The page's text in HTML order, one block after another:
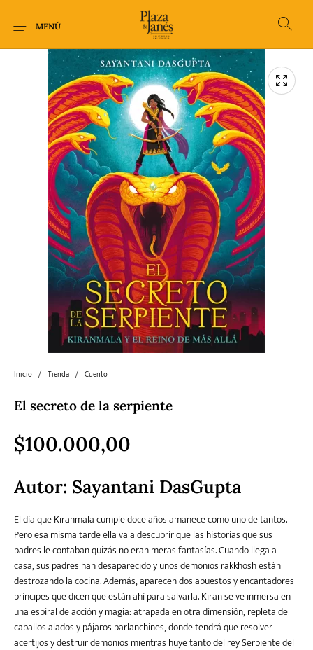
MENÚ
Novedades Arqueología Arte Biografía
Ciencia Crimen Thriller Cuento Ecolibros
Fantasía Ficción Filosofía Gastronomía
Horror
Humor gráfico-
Comic
Literatura infantil
Literatura juvenil Pedagogía Poesía
Inicio / Tienda / Cuento
El secreto de la serpiente
$100.000,00
Autor: Sayantani DasGupta
El día que Kiranmala cumple doce años amanece como uno de tantos.
Pero esa misma tarde ella va a descubrir que las historias que sus
padres le contaban quizás no eran meras fantasías. Cuando llega a
casa, sus padres han desaparecido y unos demonios rakkhosh están
destrozando la cocina. Además, aparecen dos apuestos y encantadores
príncipes que dicen que están ahí para salvarla. Kiran se ve inmersa en
una espiral de acción y magia: atrapada en otra dimensión, repleta de
caballos alados y pájaros parlanchines, donde tendrá que resolver
acertijos y destruir demonios mientras huye tanto del rey Serpiente del